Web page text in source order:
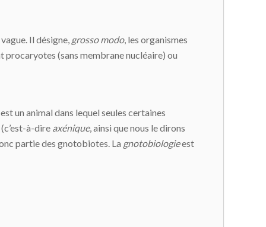
Il désigne, grosso modo, les organismes
procaryotes (sans membrane nucléaire) ou
un animal dans lequel seules certaines
à-dire axénique, ainsi que nous le dirons
partie des gnotobiotes. La gnotobiologieest